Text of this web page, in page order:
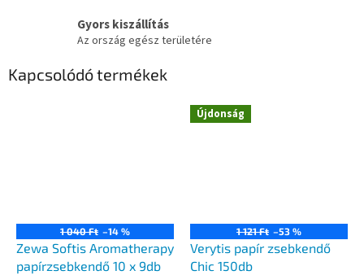
Gyors kiszállítás
Az ország egész területére
Kapcsolódó termékek
1 040 Ft –14 %
Zewa Softis Aromatherapy
papírzsebkendő 10 x 9db
Újdonság
1 121 Ft –53 %
Verytis papír zsebkendő
Chic 150db